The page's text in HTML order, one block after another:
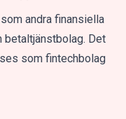
andra finansiella
betaltjänstbolag. Det
som fintechbolag